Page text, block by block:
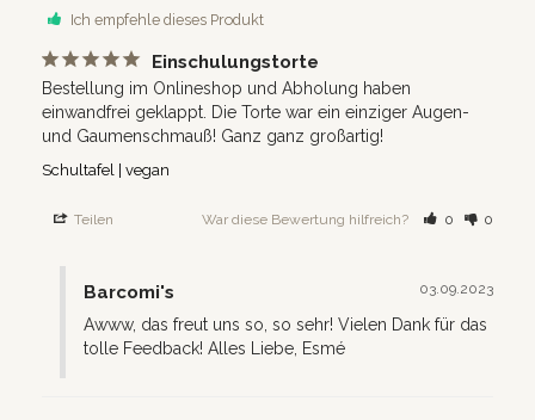
Ich empfehle dieses Produkt
Einschulungstorte
Bestellung im Onlineshop und Abholung haben
einwandfrei geklappt. Die Torte war ein einziger Augen-
und Gaumenschmauß! Ganz ganz großartig!
Schultafel | vegan
Teilen War diese Bewertung hilfreich? 0 0
03.09.2023
Barcomi's
Awww, das freut uns so, so sehr! Vielen Dank für das
tolle Feedback! Alles Liebe, Esmé